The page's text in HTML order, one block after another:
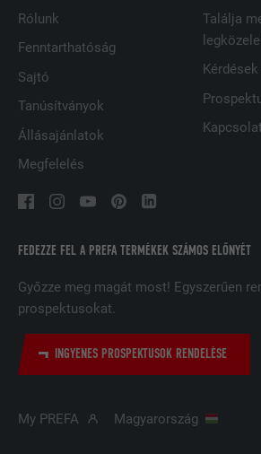
FEDEZZE FEL A PREFA TERMÉKEK SZÁMOS ELŐNYÉT
Győzze meg magát most! Egyszerűen
prospektusokat.
INGYENES PROSPEKTUSOK RENDELÉSE
Rólunk
Fenntarthatóság
Sajtó
Tanúsítványok
Állásajánlatok
Megfelelés
Találja
Kapcsolat
My PREFA Magyarország
FOLYAMAT
CÉL
szolgáltatás
beágyazott
NÉV UserMatchHistory
SZOLGÁLTATÓ LinkedIn
FOLYAMAT 29 nap
nyomon követésére